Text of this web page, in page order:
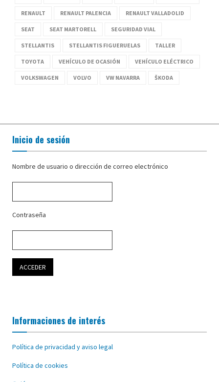
RENAULT RENAULT PALENCIA RENAULT VALLADOLID
SEAT SEAT MARTORELL SEGURIDAD VIAL
STELLANTIS STELLANTIS FIGUERUELAS TALLER
TOYOTA VEHÍCULO DE OCASIÓN VEHÍCULO ELÉCTRICO
VOLKSWAGEN VOLVO VW NAVARRA ŠKODA
Inicio de sesión
Nombre de usuario o dirección de correo electrónico
Contraseña
Informaciones de interés
Política de privacidad y aviso legal
Política de cookies